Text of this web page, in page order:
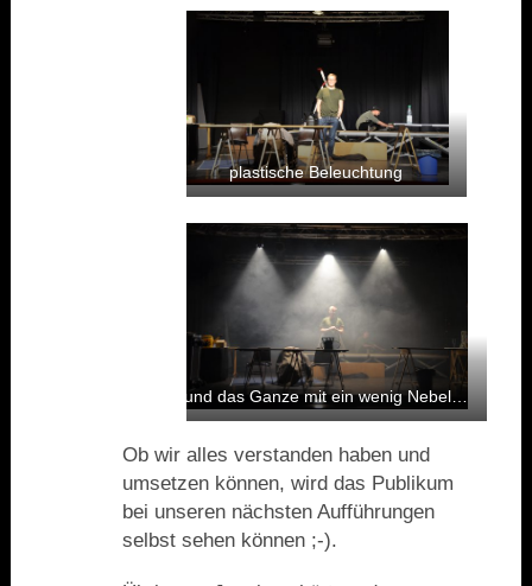
plastische Beleuchtung
und das Ganze mit ein wenig Nebel…
Ob wir alles verstanden haben und
umsetzen können, wird das Publikum
bei unseren nächsten Aufführungen
selbst sehen können ;-).